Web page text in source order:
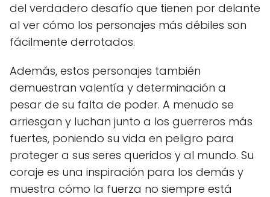
del verdadero desafío que tienen por delante
al ver cómo los personajes más débiles son
fácilmente derrotados.
Además, estos personajes también
demuestran valentía y determinación a
pesar de su falta de poder. A menudo se
arriesgan y luchan junto a los guerreros más
fuertes, poniendo su vida en peligro para
proteger a sus seres queridos y al mundo. Su
coraje es una inspiración para los demás y
muestra cómo la fuerza no siempre está